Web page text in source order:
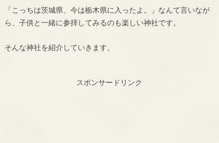
「こっちは茨城県、今は栃木県に入ったよ。」なんて言いなが
ら、子供と一緒に参拝してみるのも楽しい神社です。
そんな神社を紹介していきます。
スポンサードリンク